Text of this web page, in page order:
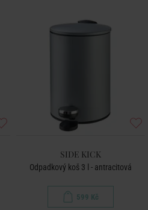
SIDE KICK
Odpadkový koš 3 l - antracitová
599 Kč